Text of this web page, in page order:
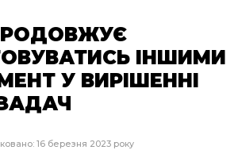
ІНШИМИ
У ВИРІШЕННІ
16 березня 2023 року